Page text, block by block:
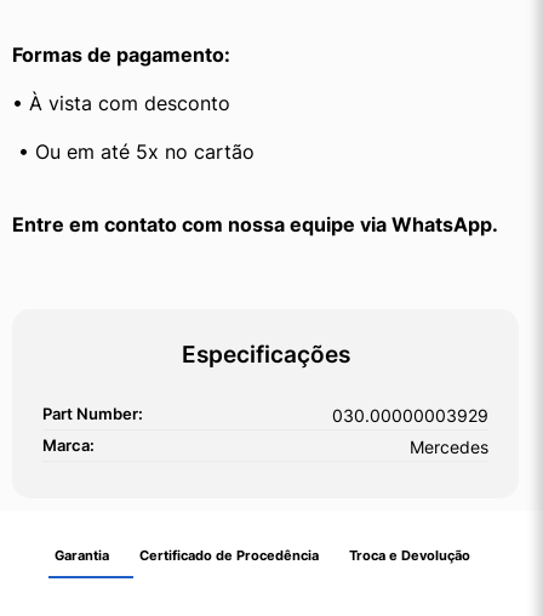
Formas de pagamento:
• À vista com desconto
• Ou em até 5x no cartão
Entre em contato com nossa equipe via WhatsApp.
Especificações
Part Number: 030.00000003929
Marca: Mercedes
Garantia Certificado de Procedência Troca e Devolução